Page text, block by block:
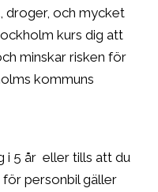
droger, och mycket
kurs dig att
minskar risken för
kommuns
i 5 år eller tills att du
personbil gäller